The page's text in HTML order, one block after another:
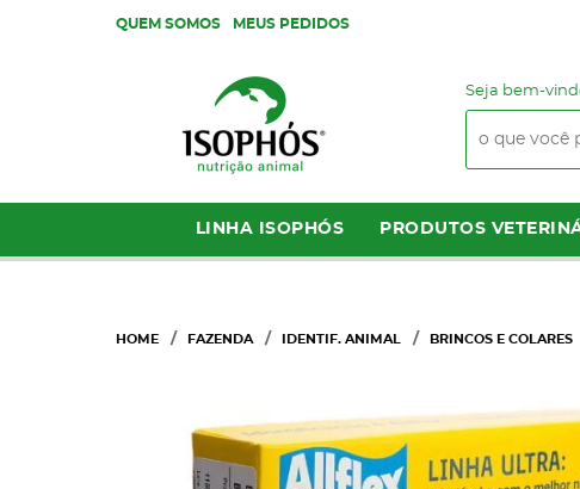
QUEM SOMOS MEUS PEDIDOS
Seja bem-
LINHA ISOPHÓS PRODUTOS
HOME FAZENDA IDENTIF. ANIMAL BRINCOS E COLARES